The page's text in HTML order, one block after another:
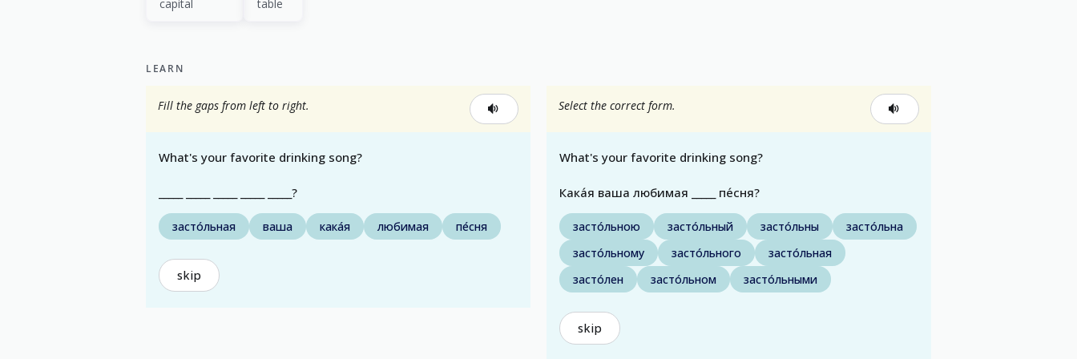
capital table
LEARN
Fill the gaps from left to right.
What's your favorite drinking song?
_____ _____ _____ _____ _____?
засто́льная ваша кака́я любимая пе́сня
skip
Select the correct form.
What's your favorite drinking song?
Кака́я ваша любимая _____ пе́сня?
засто́льною засто́льный засто́льны
засто́льна
засто́льному
засто́льного
засто́льная
засто́лен
засто́льном засто́льными
skip